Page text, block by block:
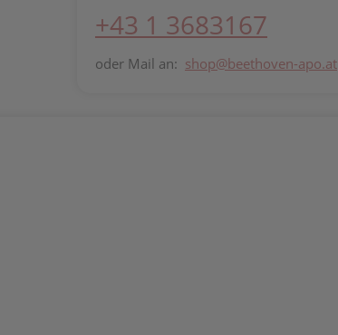
+43 1 3683167
oder Mail an: shop@beethoven-apo.at